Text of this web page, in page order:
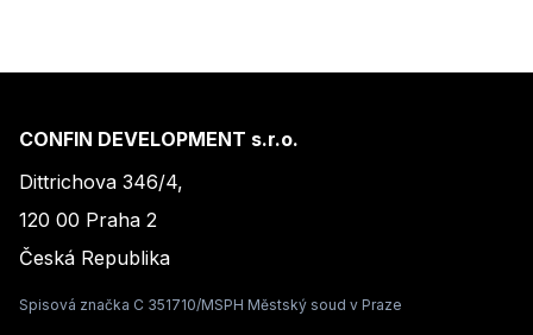
CONFIN DEVELOPMENT s.r.o.
Dittrichova 346/4,
120 00 Praha 2
Česká Republika
Spisová značka C 351710/MSPH Městský soud v Praze